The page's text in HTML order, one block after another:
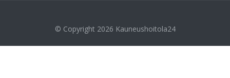
© Copyright 2026 Kauneushoitola24